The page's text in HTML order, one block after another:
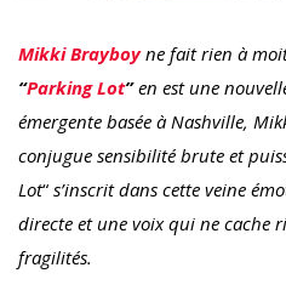
Mikki Brayboyne fait rien à
“Parking Lot”en est une
émergente basée à Nashville,
conjugue sensibilité brute et
Lot“ s’inscrit dans cette veine
directe et une voix qui ne cache
fragilités.